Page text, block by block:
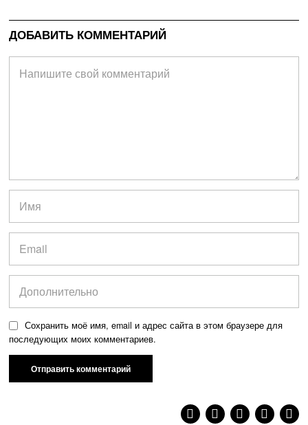
ДОБАВИТЬ КОММЕНТАРИЙ
Сохранить моё имя, email и адрес сайта в этом браузере для
последующих моих комментариев.